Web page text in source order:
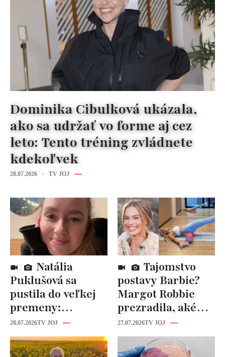
Dominika Cibulková ukázala,
ako sa udržať vo forme aj cez
leto: Tento tréning zvládnete
kdekoľvek
28.07.2026 TV JOJ
Puklušová sa
pustila do veľkej
premeny:
Odborníci však
varujú, pozor na
prísne diéty!
28.07.2026TV JOJ
postavy Barbie?
Margot Robbie
prezradila, aké
cviky jej pomohli
spevniť celé telo
27.07.2026TV JOJ